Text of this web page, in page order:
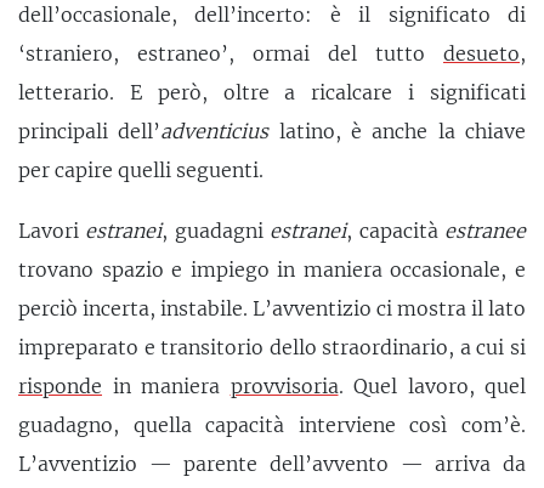
dell’occasionale, dell’incerto: è il significato di
‘straniero, estraneo’, ormai del tutto desueto,
letterario. E però, oltre a ricalcare i significati
principali dell’adventiciuslatino, è anche la chiave
per capire quelli seguenti.
Lavori estranei, guadagni estranei, capacità estranee
trovano spazio e impiego in maniera occasionale, e
perciò incerta, instabile. L’avventizio ci mostra il lato
impreparato e transitorio dello straordinario, a cui si
risponde in maniera provvisoria. Quel lavoro, quel
guadagno, quella capacità interviene così com’è.
L’avventizio — parente dell’avvento — arriva da